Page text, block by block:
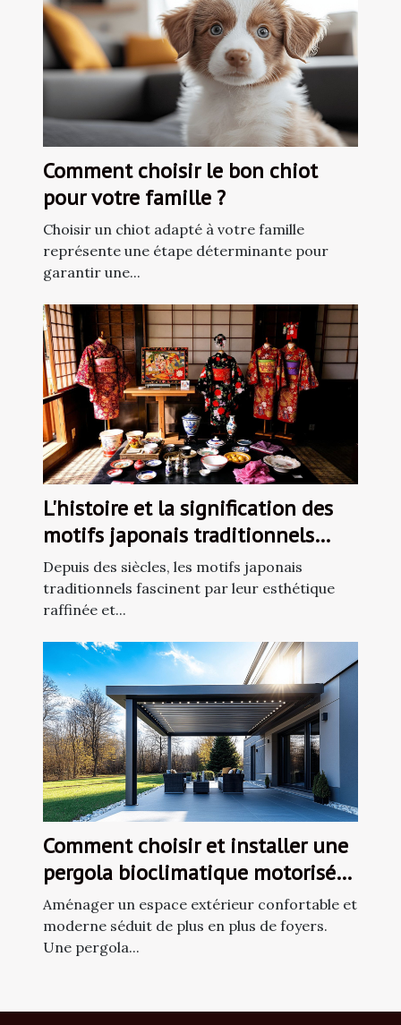
Comment choisir le bon chiot
pour votre famille ?
Choisir un chiot adapté à votre famille
représente une étape déterminante pour
garantir une...
L'histoire et la signification des
motifs japonais traditionnels
dans la décoration
Depuis des siècles, les motifs japonais
traditionnels fascinent par leur esthétique
raffinée et...
Comment choisir et installer une
pergola bioclimatique motorisée
en aluminium
Aménager un espace extérieur confortable et
moderne séduit de plus en plus de foyers.
Une pergola...